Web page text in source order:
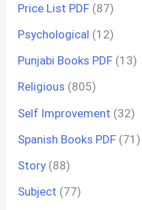
Price List PDF (87)
Psychological (12)
Punjabi Books PDF (13)
Religious (805)
Self Improvement (32)
Spanish Books PDF (71)
Story (88)
Subject (77)